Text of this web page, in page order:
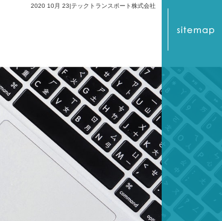
2020 10月 23|テックトランスポート株式会社